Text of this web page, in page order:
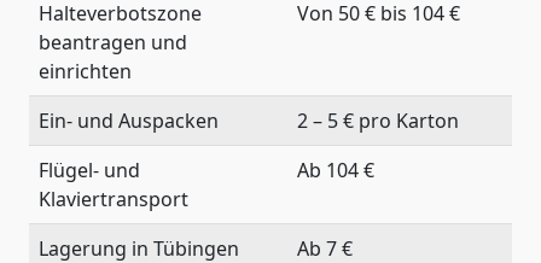
Halteverbotszone
beantragen und
einrichten
Von 50 € bis 104 €
Ein- und Auspacken
2 – 5 € pro Karton
Flügel- und
Klaviertransport
Ab 104 €
Lagerung in Tübingen
Ab 7 €